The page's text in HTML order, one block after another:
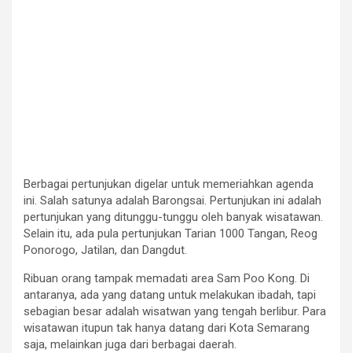
Berbagai pertunjukan digelar untuk memeriahkan agenda
ini. Salah satunya adalah Barongsai. Pertunjukan ini adalah
pertunjukan yang ditunggu-tunggu oleh banyak wisatawan.
Selain itu, ada pula pertunjukan Tarian 1000 Tangan, Reog
Ponorogo, Jatilan, dan Dangdut.
Ribuan orang tampak memadati area Sam Poo Kong. Di
antaranya, ada yang datang untuk melakukan ibadah, tapi
sebagian besar adalah wisatwan yang tengah berlibur. Para
wisatawan itupun tak hanya datang dari Kota Semarang
saja, melainkan juga dari berbagai daerah.